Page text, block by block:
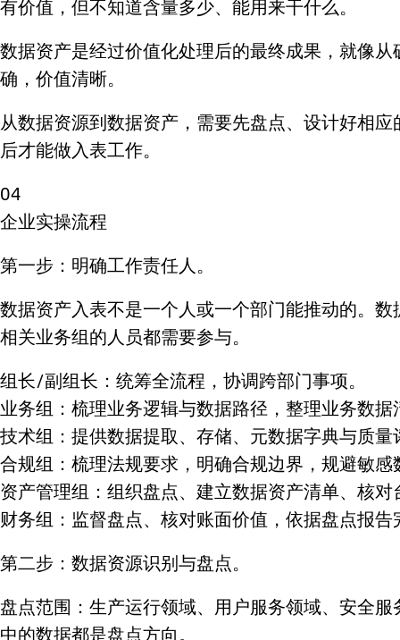
有价值，但不知道含量多少、能用来干什么。
数据资产是经过价值化处理后的最终成果，就像
确，价值清晰。
从数据资源到数据资产，需要先盘点、设计好相
后才能做入表工作。
04
企业实操流程
第一步：明确工作责任人。
数据资产入表不是一个人或一个部门能推动的。
相关业务组的人员都需要参与。
组长/副组长：统筹全流程，协调跨部门事项。
业务组：梳理业务逻辑与数据路径，整理业务数据
技术组：提供数据提取、存储、元数据字典与质量
合规组：梳理法规要求，明确合规边界，规避敏感
资产管理组：组织盘点、建立数据资产清单、核
财务组：监督盘点、核对账面价值，依据盘点报
第二步：数据资源识别与盘点。
盘点范围：生产运行领域、用户服务领域、安全
中的数据都是盘点方向。